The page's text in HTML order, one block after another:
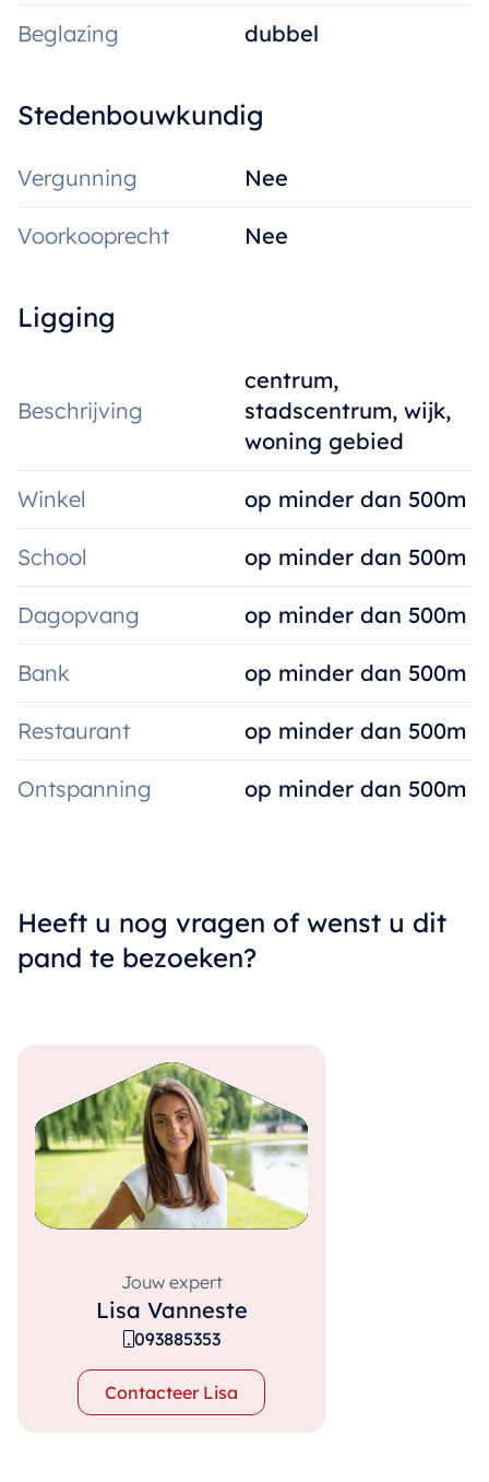
Beglazing dubbel
Stedenbouwkundig
Vergunning Nee
Voorkooprecht Nee
Ligging
Beschrijving
centrum,
stadscentrum, wijk,
woning gebied
Winkel op minder dan 500m
School op minder dan 500m
Dagopvang op minder dan 500m
Bank op minder dan 500m
Restaurant op minder dan 500m
Ontspanning op minder dan 500m
Heeft u nog vragen of wenst u dit
pand te bezoeken?
Jouw expert
Lisa Vanneste
093885353
Contacteer Lisa